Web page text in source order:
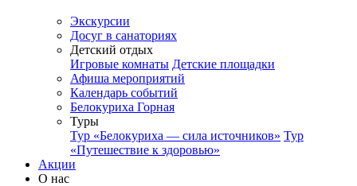
Экскурсии
Досуг в санаториях
Детский отдых
Игровые комнаты Детские площадки
Афиша мероприятий
Календарь событий
Белокуриха Горная
Туры
Тур «Белокуриха — сила источников» Тур
«Путешествие к здоровью»
Акции
О нас